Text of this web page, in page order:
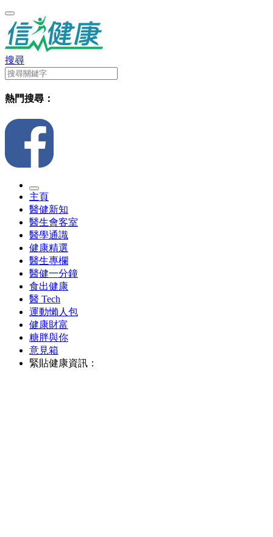
搜尋
熱門搜尋：
主頁
醫健新知
醫生會客室
醫學通識
健康精選
醫生專欄
醫健一分鐘
食出健康
醫 Tech
運動懶人包
健康財富
糖胖與你
意見箱
緊貼健康資訊：